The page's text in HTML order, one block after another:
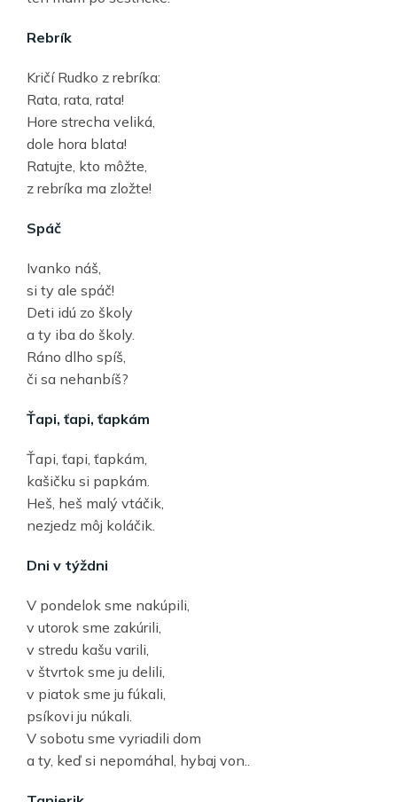
Rebrík
Kričí Rudko z rebríka:
Rata, rata, rata!
Hore strecha veliká,
dole hora blata!
Ratujte, kto môžte,
z rebríka ma zložte!
Spáč
Ivanko náš,
si ty ale spáč!
Deti idú zo školy
a ty iba do školy.
Ráno dlho spíš,
či sa nehanbíš?
Ťapi, ťapi, ťapkám
Ťapi, ťapi, ťapkám,
kašičku si papkám.
Heš, heš malý vtáčik,
nezjedz môj koláčik.
Dni v týždni
V pondelok sme nakúpili,
v utorok sme zakúrili,
v stredu kašu varili,
v štvrtok sme ju delili,
v piatok sme ju fúkali,
psíkovi ju núkali.
V sobotu sme vyriadili dom
a ty, keď si nepomáhal, hybaj von..